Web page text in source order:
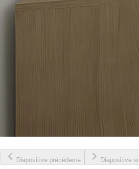
Diapositive précédente Diapositive